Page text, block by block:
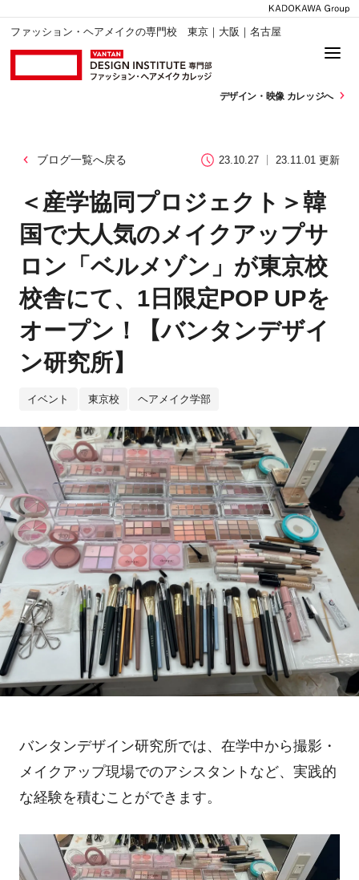
ファッション・ヘアメイクの専門校 東京｜大阪｜名古屋
デザイン・ 映像 カレッジへ
ブログ一覧へ戻る 23.10.27 23.11.01 更新
＜産学協同プロジェクト＞韓
国で大人気のメイクアップサ
ロン「ベルメゾン」が東京校
校舎にて、1日限定POP UPを
オープン！【バンタンデザイ
ン研究所】
イベント 東京校 ヘアメイク学部
バンタンデザイン研究所では、在学中から撮影・
メイクアップ現場でのアシスタントなど、実践的
な経験を積むことができます。